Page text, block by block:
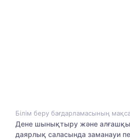
Білім беру бағдарламасының
Дене шынықтыру және алғашқы
даярлық саласында заманауи